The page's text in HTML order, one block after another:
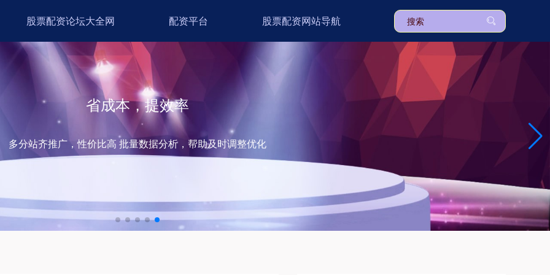
股票配资论坛大全网 配资平台 股票配资网站导航
省成本，提效率
多分站齐推广，性价比高 批量数据分析，帮助及时调整优化